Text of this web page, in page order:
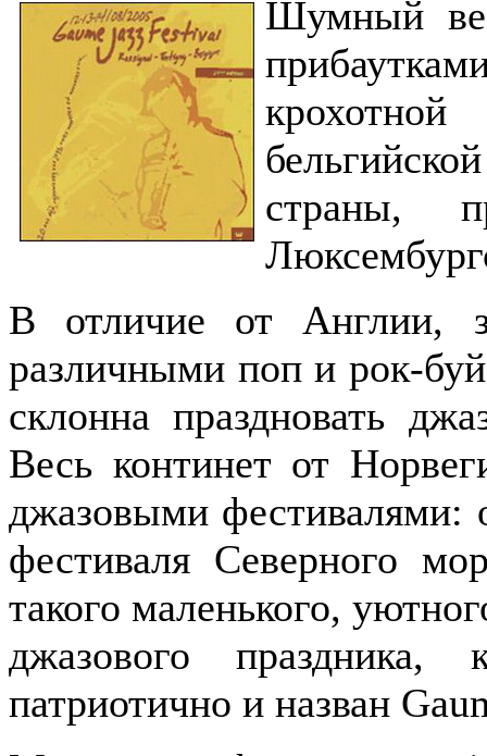
Шумный
страны,
В отличие от Англии,
различными поп и рок-
склонна праздновать
Весь континет от
джазовыми фестивалями:
фестиваля Северного
такого маленького,
джазового
патриотично и назван